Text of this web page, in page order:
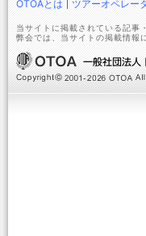
OTOAとは ツアーオペレー
当サイトに掲載されている記事
弊会では、当サイトの掲載情報